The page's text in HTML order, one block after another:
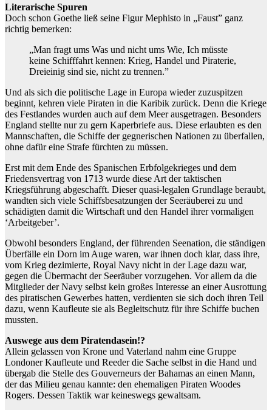
Literarische Spuren
Doch schon Goethe ließ seine Figur Mephisto in „Faust” ganz
richtig bemerken:
„Man fragt ums Was und nicht ums Wie, Ich müsste
keine Schifffahrt kennen: Krieg, Handel und Piraterie,
Dreieinig sind sie, nicht zu trennen.”
Und als sich die politische Lage in Europa wieder zuzuspitzen
beginnt, kehren viele Piraten in die Karibik zurück. Denn die Kriege
des Festlandes wurden auch auf dem Meer ausgetragen. Besonders
England stellte nur zu gern Kaperbriefe aus. Diese erlaubten es den
Mannschaften, die Schiffe der gegnerischen Nationen zu überfallen,
ohne dafür eine Strafe fürchten zu müssen.
Erst mit dem Ende des Spanischen Erbfolgekrieges und dem
Friedensvertrag von 1713 wurde diese Art der taktischen
Kriegsführung abgeschafft. Dieser quasi-legalen Grundlage beraubt,
wandten sich viele Schiffsbesatzungen der Seeräuberei zu und
schädigten damit die Wirtschaft und den Handel ihrer vormaligen
‘Arbeitgeber’.
Obwohl besonders England, der führenden Seenation, die ständigen
Überfälle ein Dorn im Auge waren, war ihnen doch klar, dass ihre,
vom Krieg dezimierte, Royal Navy nicht in der Lage dazu war,
gegen die Übermacht der Seeräuber vorzugehen. Vor allem da die
Mitglieder der Navy selbst kein großes Interesse an einer Ausrottung
des piratischen Gewerbes hatten, verdienten sie sich doch ihren Teil
dazu, wenn Kaufleute sie als Begleitschutz für ihre Schiffe buchen
mussten.
Auswege aus dem Piratendasein!?
Allein gelassen von Krone und Vaterland nahm eine Gruppe
Londoner Kaufleute und Reeder die Sache selbst in die Hand und
übergab die Stelle des Gouverneurs der Bahamas an einen Mann,
der das Milieu genau kannte: den ehemaligen Piraten Woodes
Rogers. Dessen Taktik war keineswegs gewaltsam.